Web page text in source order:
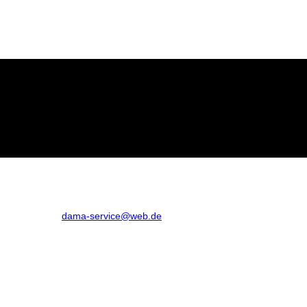
dama-service@web.de